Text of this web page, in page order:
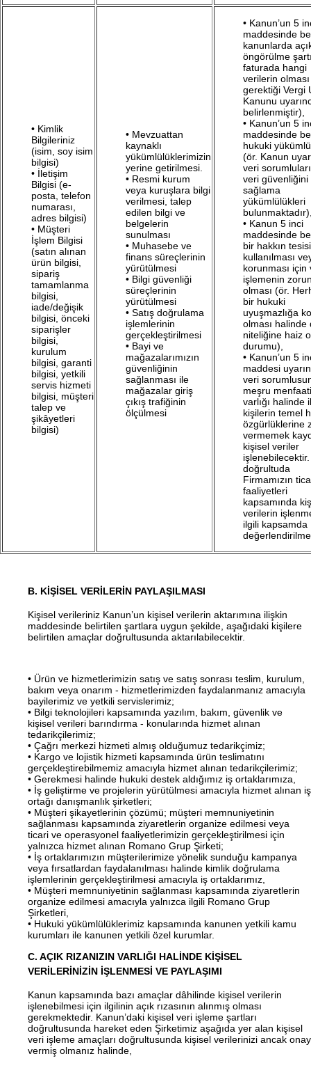
• Kimlik
Bilgileriniz
(isim, soy isim
bilgisi)
• İletişim
Bilgisi (e-
posta, telefon
numarası,
adres bilgisi)
• Müşteri
İşlem Bilgisi
(satın alınan
ürün bilgisi,
sipariş
tamamlanma
bilgisi,
iade/değişik
bilgisi, önceki
siparişler
bilgisi,
kurulum
bilgisi, garanti
bilgisi, yetkili
servis hizmeti
bilgisi, müşteri
talep ve
şikâyetleri
bilgisi)
• Mevzuattan
kaynaklı
yükümlülüklerimizin
yerine getirilmesi.
• Resmi kurum
veya kuruşlara bilgi
verilmesi, talep
edilen bilgi ve
belgelerin
sunulması
• Muhasebe ve
finans süreçlerinin
yürütülmesi
• Bilgi güvenliği
süreçlerinin
yürütülmesi
• Satış doğrulama
işlemlerinin
gerçekleştirilmesi
• Bayi ve
mağazalarımızın
güvenliğinin
sağlanması ile
mağazalar giriş
çıkış trafiğinin
ölçülmesi
• Kanun’un 5
maddesinde
kanunlarda
öngörülme
faturada hangi
verilerin olması
gerektiği Vergi
Kanunu
belirlenmiştir),
• Kanun’un 5
maddesinde
hukuki
(ör. Kanun
veri
veri güvenliğini
sağlama
yükümlülükleri
• Kanun 5 inci
maddesinde
bir hakkın
kullanılması
korunması için
işlemenin
olması (ör.
bir hukuki
uyuşmazlığa
olması halinde
niteliğine haiz
durumu),
• Kanun’un 5
maddesi
veri
meşru
varlığı halinde
kişilerin temel
özgürlüklerine
vermemek
kişisel veriler
doğrultuda
Firmamızın
faaliyetleri
kapsamında
verilerin
ilgili kapsamda
B. KİŞİSEL VERİLERİN PAYLAŞILMASI
Kişisel verileriniz Kanun’un kişisel verilerin aktarımına ilişkin
maddesinde belirtilen şartlara uygun şekilde, aşağıdaki kişilere
belirtilen amaçlar doğrultusunda aktarılabilecektir.
• Ürün ve hizmetlerimizin satış ve satış sonrası teslim, kurulum,
bakım veya onarım - hizmetlerimizden faydalanmanız amacıyla
bayilerimiz ve yetkili servislerimiz;
• Bilgi teknolojileri kapsamında yazılım, bakım, güvenlik ve
kişisel verileri barındırma - konularında hizmet alınan
tedarikçilerimiz;
• Çağrı merkezi hizmeti almış olduğumuz tedarikçimiz;
• Kargo ve lojistik hizmeti kapsamında ürün teslimatını
gerçekleştirebilmemiz amacıyla hizmet alınan tedarikçilerimiz;
• Gerekmesi halinde hukuki destek aldığımız iş ortaklarımıza,
• İş geliştirme ve projelerin yürütülmesi amacıyla hizmet alınan iş
ortağı danışmanlık şirketleri;
• Müşteri şikayetlerinin çözümü; müşteri memnuniyetinin
sağlanması kapsamında ziyaretlerin organize edilmesi veya
ticari ve operasyonel faaliyetlerimizin gerçekleştirilmesi için
yalnızca hizmet alınan Romano Grup Şirketi;
• İş ortaklarımızın müşterilerimize yönelik sunduğu kampanya
veya fırsatlardan faydalanılması halinde kimlik doğrulama
işlemlerinin gerçekleştirilmesi amacıyla iş ortaklarımız,
• Müşteri memnuniyetinin sağlanması kapsamında ziyaretlerin
organize edilmesi amacıyla yalnızca ilgili Romano Grup
Şirketleri,
• Hukuki yükümlülüklerimiz kapsamında kanunen yetkili kamu
kurumları ile kanunen yetkili özel kurumlar.
C. AÇIK RIZANIZIN VARLIĞI HALİNDE KİŞİSEL
VERİLERİNİZİN İŞLENMESİ VE PAYLAŞIMI
Kanun kapsamında bazı amaçlar dâhilinde kişisel verilerin
işlenebilmesi için ilgilinin açık rızasının alınmış olması
gerekmektedir. Kanun’daki kişisel veri işleme şartları
doğrultusunda hareket eden Şirketimiz aşağıda yer alan kişisel
veri işleme amaçları doğrultusunda kişisel verilerinizi ancak onay
vermiş olmanız halinde,